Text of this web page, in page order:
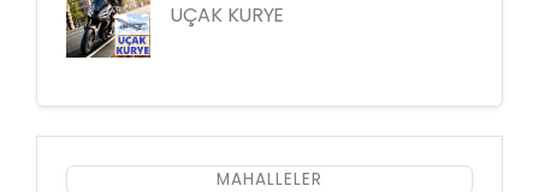
UÇAK KURYE
MAHALLELER